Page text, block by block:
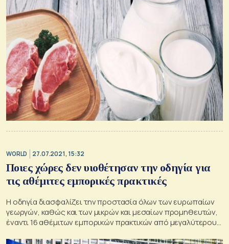
WORLD 27.07.2021, 15:32
Ποιες χώρες δεν υιοθέτησαν την οδηγία για
τις αθέμιτες εμπορικές πρακτικές
Η οδηγία διασφαλίζει την προστασία όλων των ευρωπαίων
γεωργών, καθώς και των μικρών και μεσαίων προμηθευτών,
έναντι 16 αθέμιτων εμπορικών πρακτικών από μεγαλύτερους